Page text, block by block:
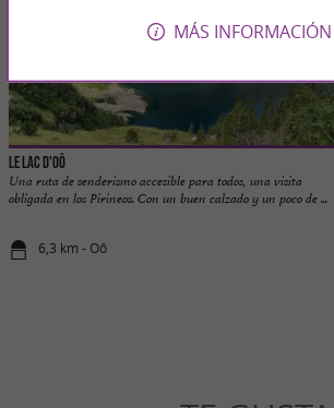
Le Lac D'Oô
Una ruta de senderismo accesible para todos, una visita
obligada en los Pirineos. Con un buen calzado y un poco de ...
6,3 km - Oô
MÁS INFORMACIÓN